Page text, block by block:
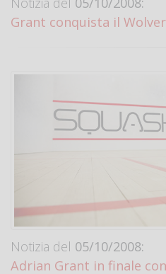
Grant conquista il
Notizia del 05/10/2008:
Adrian Grant in finale